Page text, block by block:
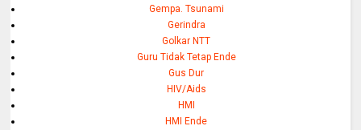
Gempa. Tsunami
Gerindra
Golkar NTT
Guru Tidak Tetap Ende
Gus Dur
HIV/Aids
HMI
HMI Ende